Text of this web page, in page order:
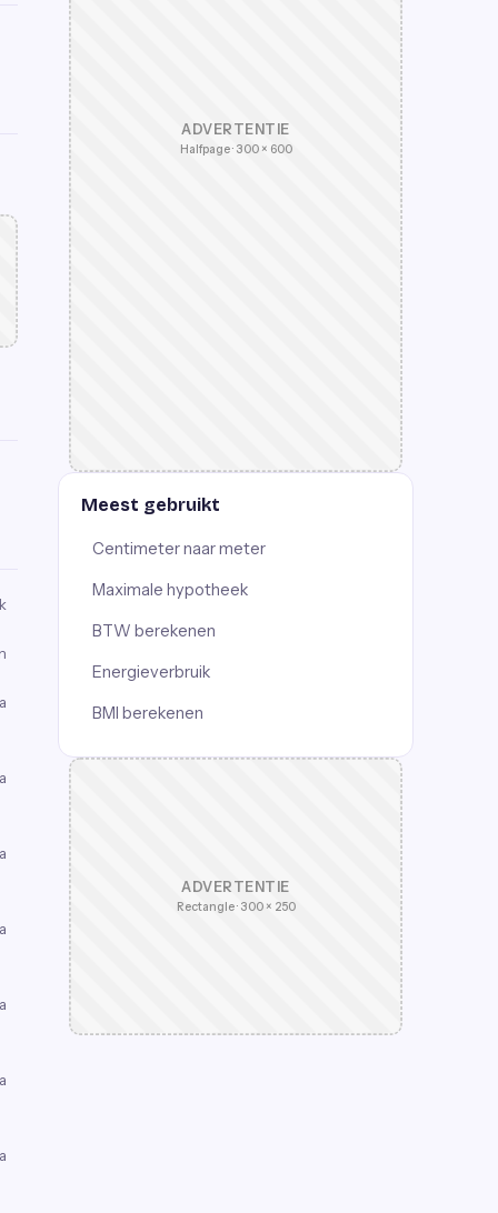
ADVERTENTIE
Halfpage · 300 × 600
Meest gebruikt
Centimeter naar meter
Maximale hypotheek
BTW berekenen
Energieverbruik
BMI berekenen
ADVERTENTIE
Rectangle · 300 × 250